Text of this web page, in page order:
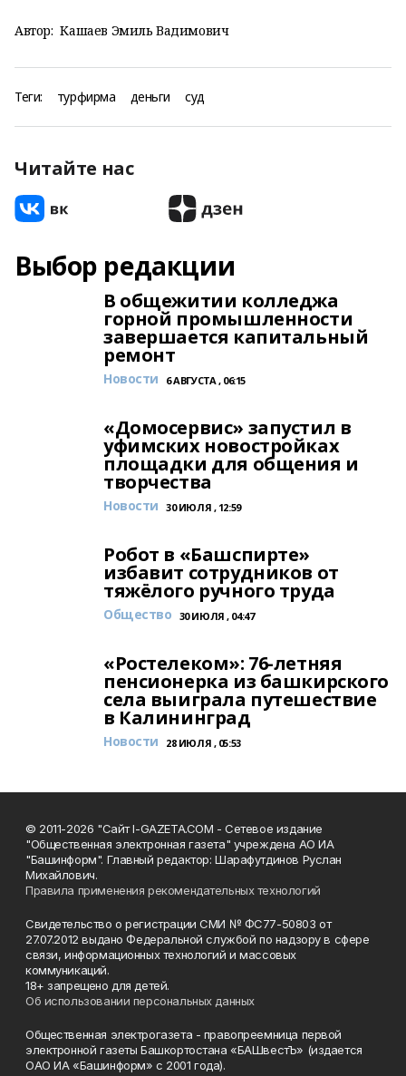
Автор: Кашаев Эмиль Вадимович
Теги: турфирма деньги суд
Читайте нас
Выбор редакции
В общежитии колледжа
горной промышленности
завершается капитальный
ремонт
Новости 6 АВГУСТА , 06:15
«Домосервис» запустил в
уфимских новостройках
площадки для общения и
творчества
Новости 30 ИЮЛЯ , 12:59
Робот в «Башспирте»
избавит сотрудников от
тяжёлого ручного труда
Общество 30 ИЮЛЯ , 04:47
«Ростелеком»: 76-летняя
пенсионерка из башкирского
села выиграла путешествие
в Калининград
Новости 28 ИЮЛЯ , 05:53
© 2011-2026 "Сайт I-GAZETA.COM - Сетевое издание
"Общественная электронная газета" учреждена АО ИА
"Башинформ". Главный редактор: Шарафутдинов Руслан
Михайлович.
Правила применения рекомендательных технологий
Свидетельство о регистрации СМИ № ФС77-50803 от
27.07.2012 выдано Федеральной службой по надзору в сфере
связи, информационных технологий и массовых
коммуникаций.
18+ запрещено для детей.
Об использовании персональных данных
Общественная электрогазета - правопреемница первой
электронной газеты Башкортостана «БАШвестЪ» (издается
ОАО ИА «Башинформ» с 2001 года).